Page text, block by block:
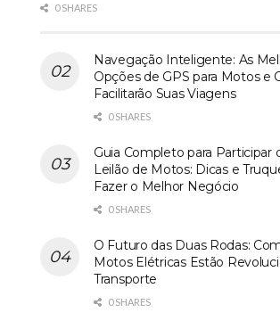
0 SHARES
Navegação Inteligente: As
Opções de GPS para Motos e
Facilitarão Suas Viagens
0 SHARES
Guia Completo para Participar
Leilão de Motos: Dicas e
Fazer o Melhor Negócio
0 SHARES
O Futuro das Duas Rodas:
Motos Elétricas Estão
Transporte
0 SHARES